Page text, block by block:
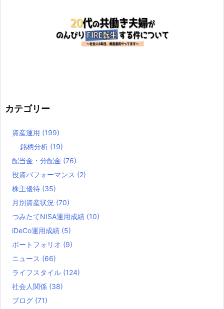
カテゴリー
資産運用 (199)
銘柄分析 (19)
配当金・分配金 (76)
投資パフォーマンス (2)
株主優待 (35)
月別資産状況 (70)
つみたてNISA運用成績 (10)
iDeCo運用成績 (5)
ポートフォリオ (9)
ニュース (66)
ライフスタイル (124)
社会人関係 (38)
ブログ (71)